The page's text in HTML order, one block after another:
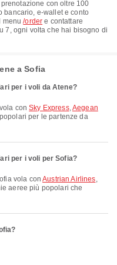
con oltre 100
bancario, e-wallet e conto
menu/order e contattare
7, ogni volta che hai bisogno di
a Sofia
per i voli da Atene?
vola conSky Express,Aegean
per le partenze da
per i voli per Sofia?
vola conAustrian Airlines,
aeree più popolari che